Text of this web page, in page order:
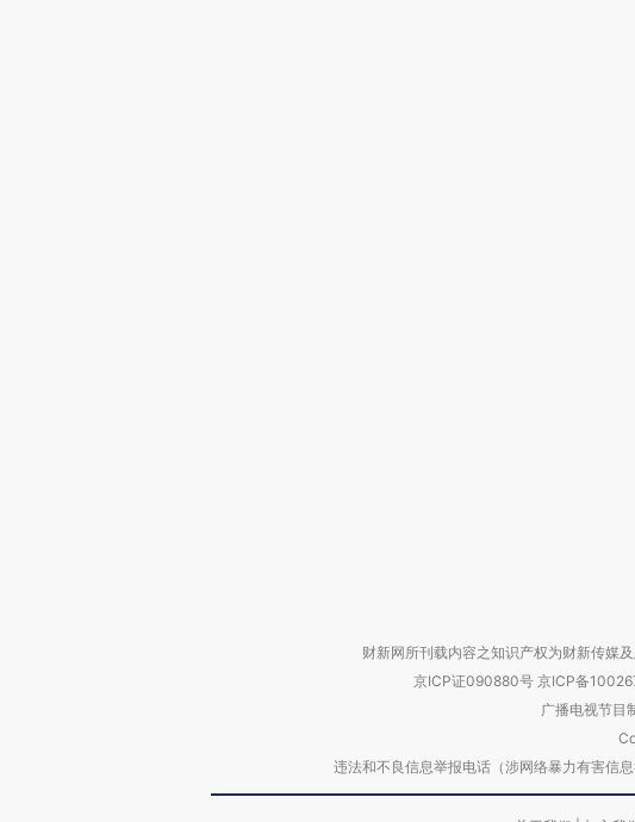
财新网所刊载内容之知识产权为财新传媒
京ICP证090880号 京ICP备
广播电视节目
违法和不良信息举报电话（涉网络暴力有害